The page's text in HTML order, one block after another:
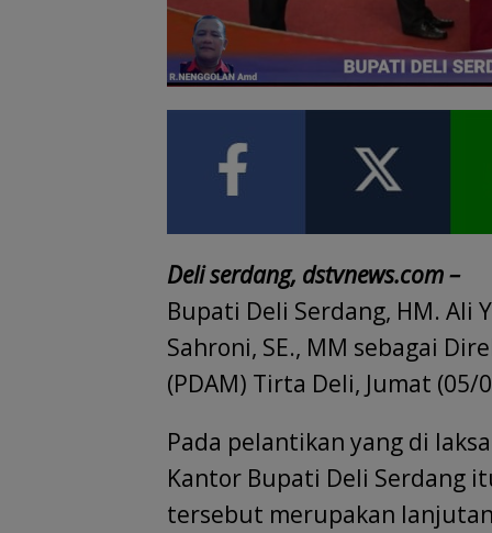
Deli serdang, dstvnews.com –
Bupati Deli Serdang, HM. Ali
Sahroni, SE., MM sebagai
(PDAM) Tirta Deli, Jumat (05/
Pada pelantikan yang di
Kantor Bupati Deli Serdang
tersebut merupakan